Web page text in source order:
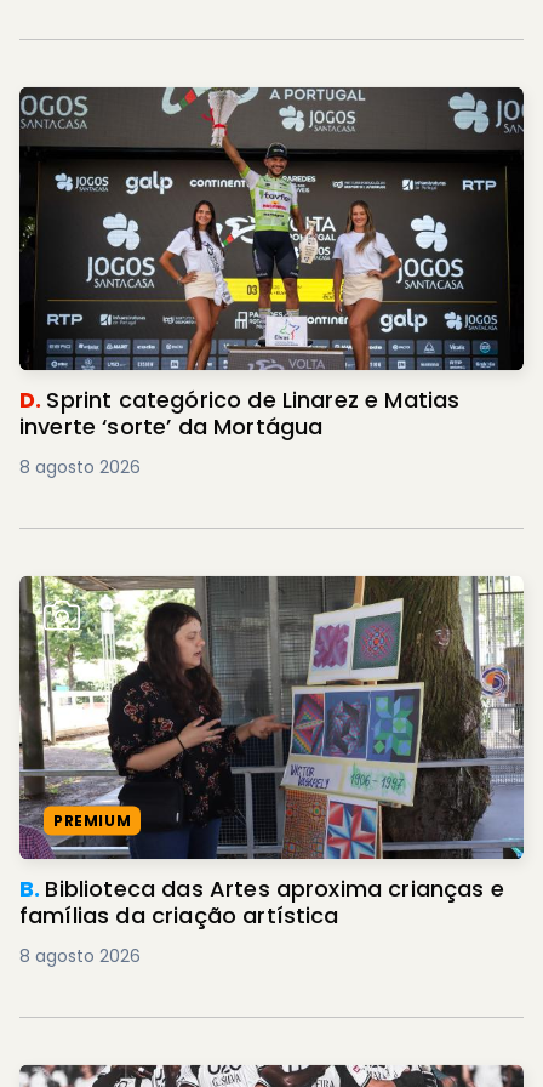
D. Sprint categórico de Linarez e Matias
inverte ‘sorte’ da Mortágua
8 agosto 2026
PREMIUM
B. Biblioteca das Artes aproxima crianças e
famílias da criação artística
8 agosto 2026